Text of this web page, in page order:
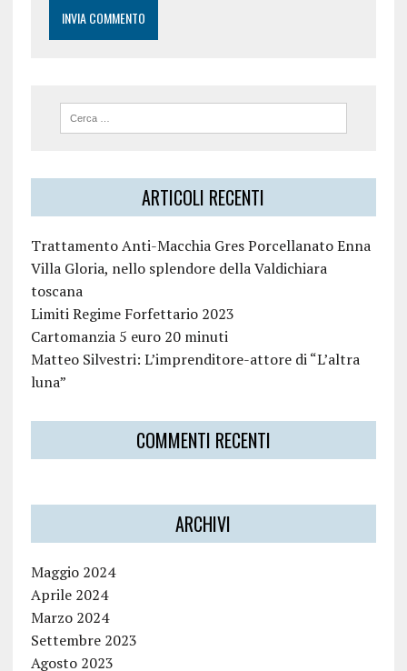
ARTICOLI RECENTI
Trattamento Anti-Macchia Gres Porcellanato Enna
Villa Gloria, nello splendore della Valdichiara
toscana
Limiti Regime Forfettario 2023
Cartomanzia 5 euro 20 minuti
Matteo Silvestri: L’imprenditore-attore di “L’altra
luna”
COMMENTI RECENTI
ARCHIVI
Maggio 2024
Aprile 2024
Marzo 2024
Settembre 2023
Agosto 2023